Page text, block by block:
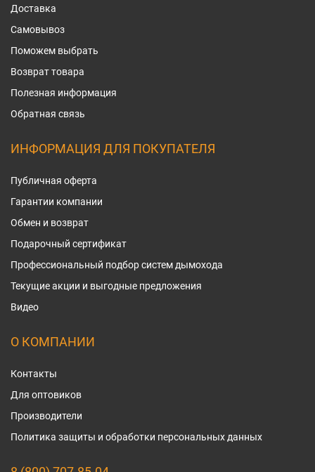
Доставка
Самовывоз
Поможем выбрать
Возврат товара
Полезная информация
Обратная связь
ИНФОРМАЦИЯ ДЛЯ ПОКУПАТЕЛЯ
Публичная оферта
Гарантии компании
Обмен и возврат
Подарочный сертификат
Профессиональный подбор систем дымохода
Текущие акции и выгодные предложения
Видео
О КОМПАНИИ
Контакты
Для оптовиков
Производители
Политика защиты и обработки персональных данных